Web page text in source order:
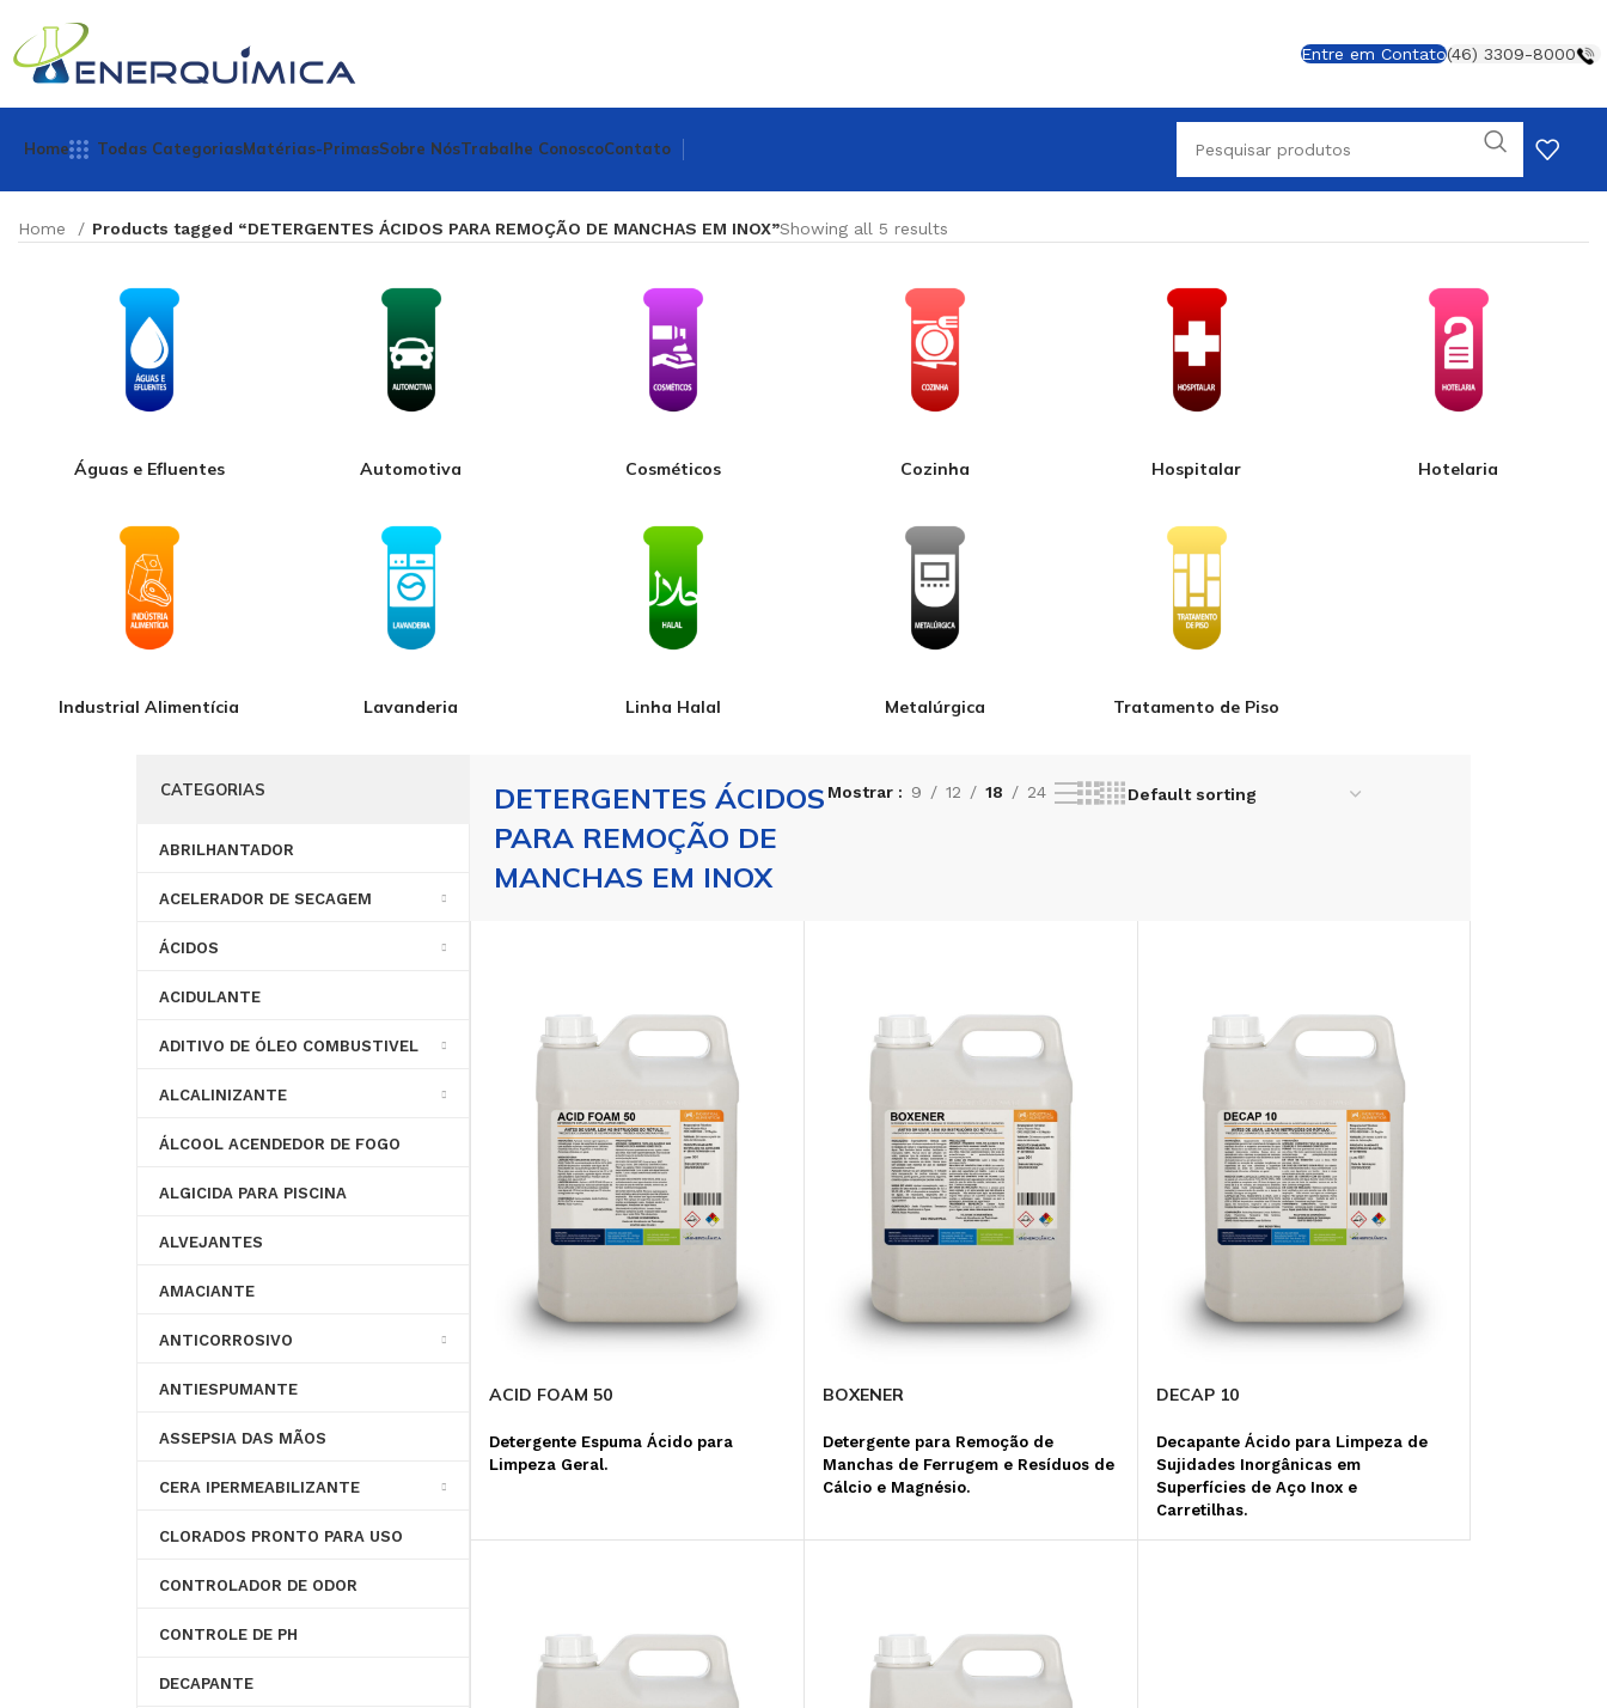
Entre em Contato(46) 3309-8000
Home Todas Categorias
ANTIESPUMANTE LIQUIDO PÓ ALCALINIZANTE EM PÓ ANTINCRUSTANTE
RESFRIAMENTO
ANTICORROSIVO E
DISPERSANTE
MICROBICIDA ALGICIDA PARA PISCINA
CONTROLE DE PH
Matérias-PrimasSobre NósTrabalhe ConoscoContato
Home Products tagged “DETERGENTES ÁCIDOS PARA REMOÇÃO DE MANCHAS EM INOX”Showing all 5 results
Águas e Efluentes Automotiva Cosméticos Cozinha Hospitalar Hotelaria
Industrial Alimentícia Lavanderia Linha Halal Metalúrgica Tratamento de Piso
CATEGORIAS
ABRILHANTADOR
ACELERADOR DE SECAGEM
ÁCIDOS
ACIDULANTE
ADITIVO DE ÓLEO COMBUSTIVEL
ALCALINIZANTE
ÁLCOOL ACENDEDOR DE FOGO
ALGICIDA PARA PISCINA
ALVEJANTES
AMACIANTE
ANTICORROSIVO
ANTIESPUMANTE
ASSEPSIA DAS MÃOS
CERA IPERMEABILIZANTE
CLORADOS PRONTO PARA USO
CONTROLADOR DE ODOR
CONTROLE DE PH
DECAPANTE
DETERGENTES ÁCIDOS
PARA REMOÇÃO DE
MANCHAS EM INOX
Mostrar 9 12 18 24
ACID FOAM 50
Detergente Espuma Ácido para
Limpeza Geral.
BOXENER
Detergente para Remoção de
Manchas de Ferrugem e Resíduos de
Cálcio e Magnésio.
DECAP 10
Decapante Ácido para Limpeza de
Sujidades Inorgânicas em
Superfícies de Aço Inox e
Carretilhas.